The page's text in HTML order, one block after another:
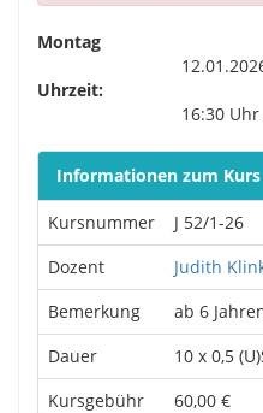
Montag
Uhrzeit:
16:30
Informationen zum Kurs
Kursnummer
J 52/1-26
Dozent
Judith
Bemerkung
ab 6
Dauer
10 x 0,5
Kursgebühr
60,00 €